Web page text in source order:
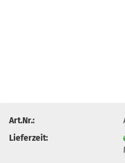
Art.Nr.:
Lieferzeit: